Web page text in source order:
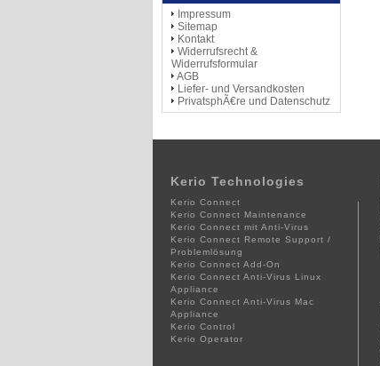
Impressum
Sitemap
Kontakt
Widerrufsrecht &
Widerrufsformular
AGB
Liefer- und Versandkosten
PrivatsphÃ€re und Datenschutz
Kerio Technologies
Kerio Connect
Kerio Connect Maintenance
Kerio Connect mit Anti-Virus
Kerio Connect Remote Support /
Problemlösung
Kerio Connect Add-On
Kerio Connect Anti-Virus Linux
Appliance
Kerio Connect Anti-Virus Mac
Appliance
Kerio Control
Kerio Operator